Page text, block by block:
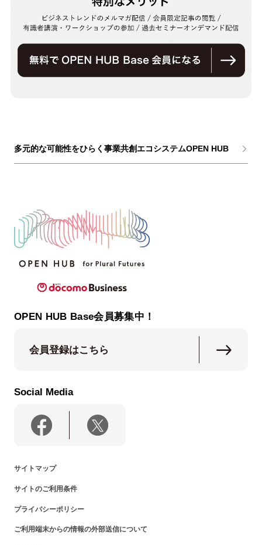
多元的な可能性をひらく事業共創エコシステムOPEN HUB
OPEN HUB Base会員募集中！
会員登録はこちら
Social Media
サイトマップ
サイトのご利用条件
プライバシーポリシー
ご利用端末からの情報の外部送信について